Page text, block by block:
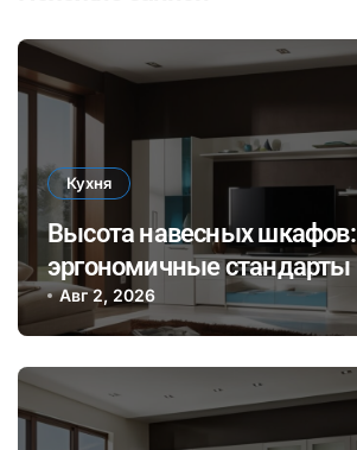
Кухня
Высота навесных шкафов:
эргономичные стандарты
Авг 2, 2026